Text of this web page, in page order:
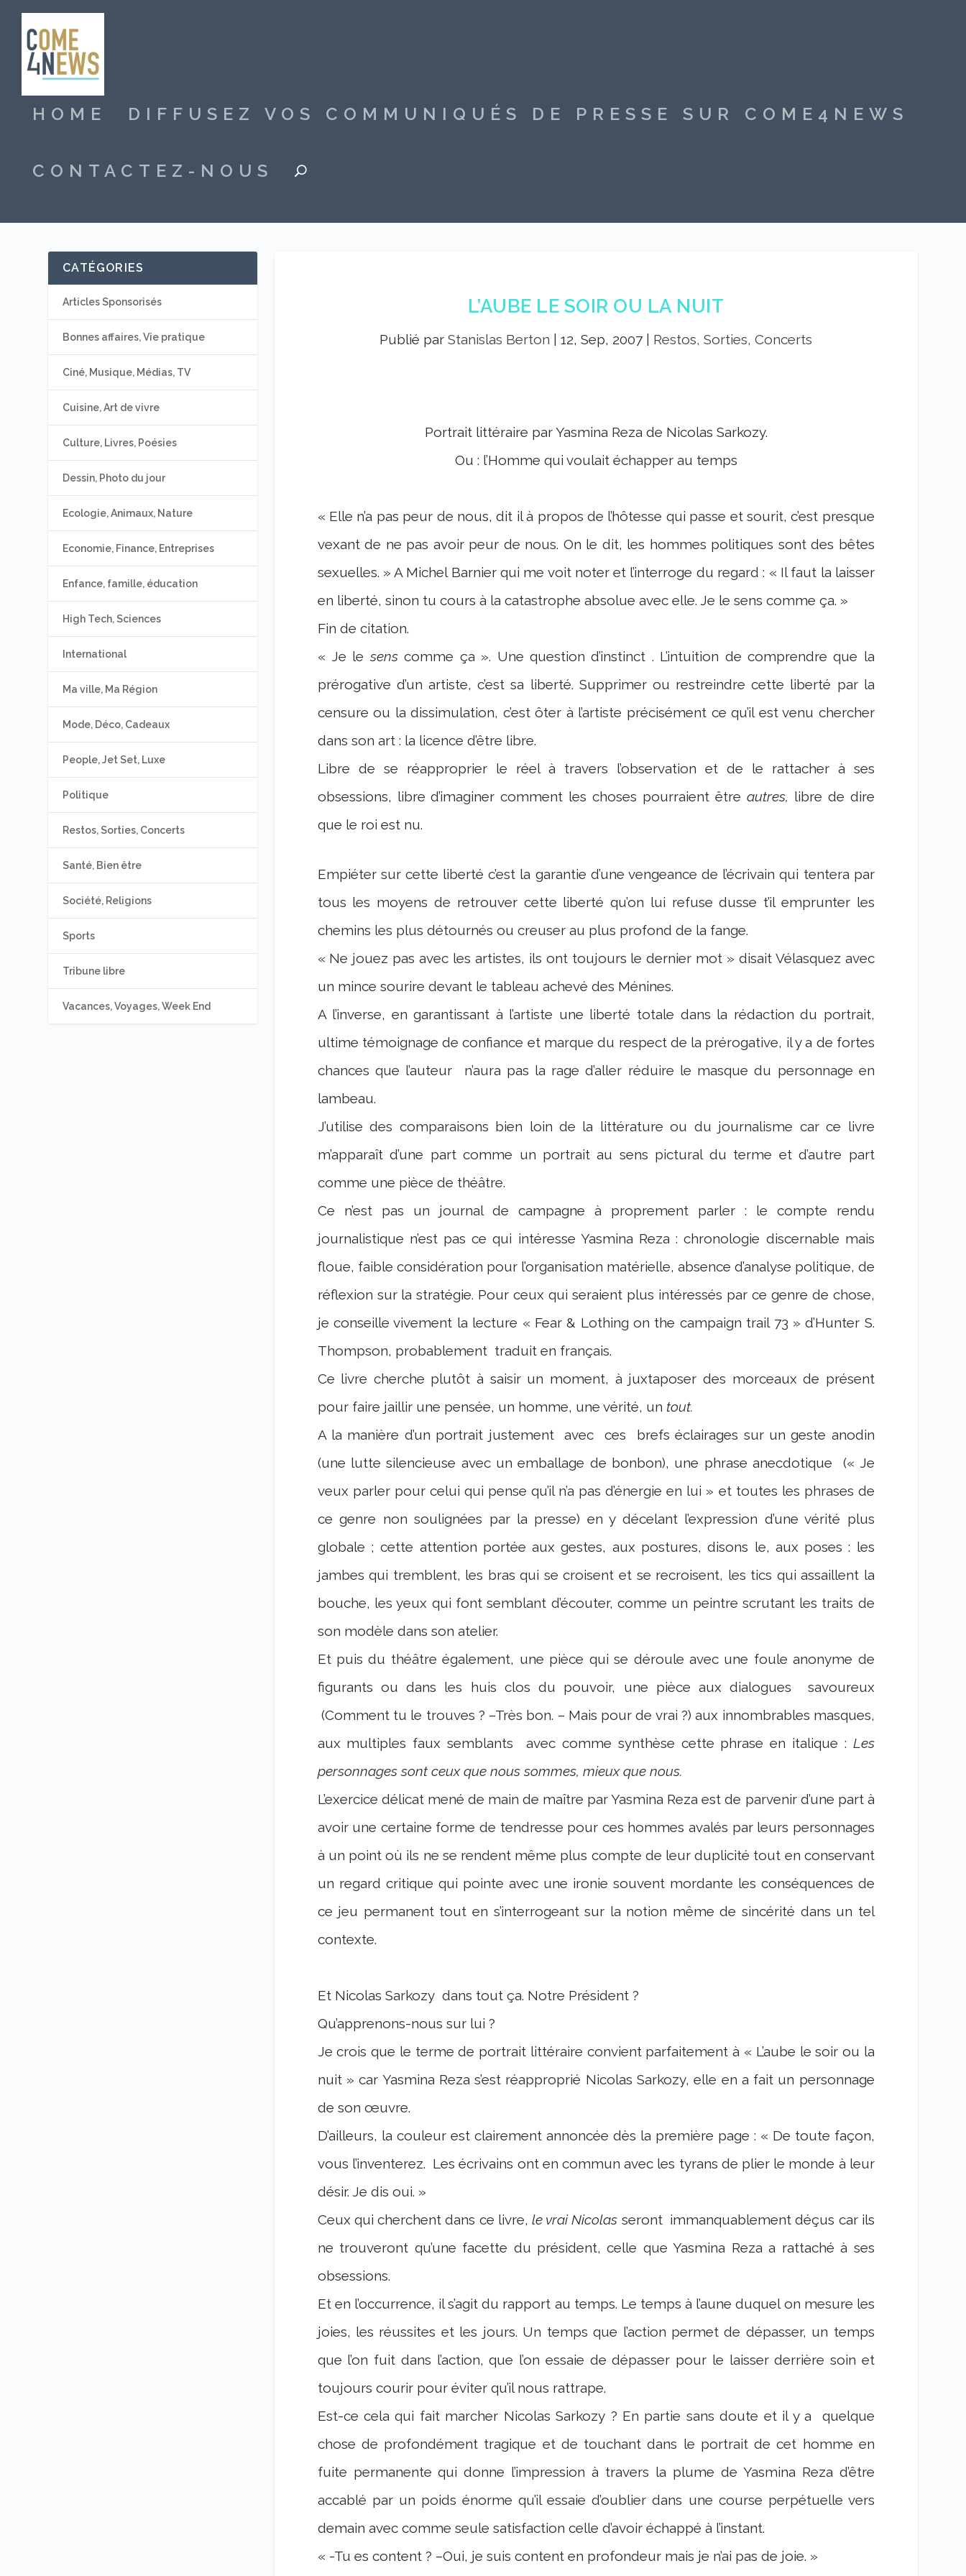
HOME DIFFUSEZ VOS COMMUNIQUÉS DE PRESSE SUR COME4NEWS
CONTACTEZ-NOUS
L’AUBE LE SOIR OU LA NUIT
Publié parStanislas Berton |12, Sep, 2007 Restos, Sorties, Concerts
Portrait littéraire par Yasmina Reza de Nicolas Sarkozy.
Ou : l’Homme qui voulait échapper au temps
« Elle n’a pas peur de nous, dit il à propos de l’hôtesse qui passe et sourit, c’est presque
vexant de ne pas avoir peur de nous. On le dit, les hommes politiques sont des bêtes
sexuelles. » A Michel Barnier qui me voit noter et l’interroge du regard : « Il faut la laisser
en liberté, sinon tu cours à la catastrophe absolue avec elle. Je le sens comme ça. »
Fin de citation.
« Je lesenscomme ça ». Une question d’instinct . L’intuition de comprendre que la
prérogative d’un artiste, c’est sa liberté. Supprimer ou restreindre cette liberté par la
censure ou la dissimulation, c’est ôter à l’artiste précisément ce qu’il est venu chercher
dans son art : la licence d’être libre.
Libre de se réapproprier le réel à travers l’observation et de le rattacher à ses
obsessions, libre d’imaginer comment les choses pourraient êtreautres, libre de dire
que le roi est nu.
Empiéter sur cette liberté c’est la garantie d’une vengeance de l’écrivain qui tentera par
tous les moyens de retrouver cette liberté qu’on lui refuse dusse t’il emprunter les
chemins les plus détournés ou creuser au plus profond de la fange.
« Ne jouez pas avec les artistes, ils ont toujours le dernier mot » disait Vélasquez avec
un mince sourire devant le tableau achevé des Ménines.
A l’inverse, en garantissant à l’artiste une liberté totale dans la rédaction du portrait,
ultime témoignage de confiance et marque du respect de la prérogative, il y a de fortes
chances que l’auteur
n’aura pas la rage d’aller réduire le masque du personnage en
lambeau.
J’utilise des comparaisons bien loin de la littérature ou du journalisme car ce livre
m’apparaît d’une part comme un portrait au sens pictural du terme et d’autre part
comme une pièce de théâtre.
Ce n’est pas un journal de campagne à proprement parler : le compte rendu
journalistique n’est pas ce qui intéresse Yasmina Reza : chronologie discernable mais
floue, faible considération pour l’organisation matérielle, absence d’analyse politique, de
réflexion sur la stratégie. Pour ceux qui seraient plus intéressés par ce genre de chose,
je conseille vivement la lecture « Fear & Lothing on the campaign trail 73 » d’Hunter S.
Thompson, probablement traduit en français.
Ce livre cherche plutôt à saisir un moment, à juxtaposer des morceaux de présent
pour faire jaillir une pensée, un homme, une vérité, un tout.
A la manière d’un portrait justement
avec ces
brefs éclairages sur un geste anodin
(une lutte silencieuse avec un emballage de bonbon), une phrase anecdotique
(« Je
veux parler pour celui qui pense qu’il n’a pas d’énergie en lui » et toutes les phrases de
ce genre non soulignées par la presse) en y décelant l’expression d’une vérité plus
globale ; cette attention portée aux gestes, aux postures, disons le, aux poses : les
jambes qui tremblent, les bras qui se croisent et se recroisent, les tics qui assaillent la
bouche, les yeux qui font semblant d’écouter, comme un peintre scrutant les traits de
son modèle dans son atelier.
Et puis du théâtre également, une pièce qui se déroule avec une foule anonyme de
figurants ou dans les huis clos du pouvoir, une pièce aux dialogues
savoureux
(Comment tu le trouves ? –Très bon. – Mais pour de vrai ?) aux innombrables masques,
aux multiples faux semblants
avec comme synthèse cette phrase en italique : Les
personnages sont ceux que nous sommes, mieux que nous.
L’exercice délicat mené de main de maître par Yasmina Reza est de parvenir d’une part à
avoir une certaine forme de tendresse pour ces hommes avalés par leurs personnages
à un point où ils ne se rendent même plus compte de leur duplicité tout en conservant
un regard critique qui pointe avec une ironie souvent mordante les conséquences de
ce jeu permanent tout en s’interrogeant sur la notion même de sincérité dans un tel
contexte.
Et Nicolas Sarkozy dans tout ça. Notre Président ?
Qu’apprenons-nous sur lui ?
Je crois que le terme de portrait littéraire convient parfaitement à « L’aube le soir ou la
nuit » car Yasmina Reza s’est réapproprié Nicolas Sarkozy, elle en a fait un personnage
de son œuvre.
D’ailleurs, la couleur est clairement annoncée dès la première page : « De toute façon,
vous l’inventerez. Les écrivains ont en commun avec les tyrans de plier le monde à leur
désir. Je dis oui. »
Ceux qui cherchent dans ce livre, le vrai Nicolas seront immanquablement déçus car ils
ne trouveront qu’une facette du président, celle que Yasmina Reza a rattaché à ses
obsessions.
Et en l’occurrence, il s’agit du rapport au temps. Le temps à l’aune duquel on mesure les
joies, les réussites et les jours. Un temps que l’action permet de dépasser, un temps
que l’on fuit dans l’action, que l’on essaie de dépasser pour le laisser derrière soin et
toujours courir pour éviter qu’il nous rattrape.
Est-ce cela qui fait marcher Nicolas Sarkozy ? En partie sans doute et il y a
quelque
chose de profondément tragique et de touchant dans le portrait de cet homme en
fuite permanente qui donne l’impression à travers la plume de Yasmina Reza d’être
accablé par un poids énorme qu’il essaie d’oublier dans une course perpétuelle vers
demain avec comme seule satisfaction celle d’avoir échappé à l’instant.
« -Tu es content ? –Oui, je suis content en profondeur mais je n’ai pas de joie. »
CATÉGORIES
Articles Sponsorisés
Bonnes affaires, Vie pratique
Ciné, Musique, Médias, TV
Cuisine, Art de vivre
Culture, Livres, Poésies
Dessin, Photo du jour
Ecologie, Animaux, Nature
Economie, Finance, Entreprises
Enfance, famille, éducation
High Tech, Sciences
International
Ma ville, Ma Région
Mode, Déco, Cadeaux
People, Jet Set, Luxe
Politique
Restos, Sorties, Concerts
Santé, Bien être
Société, Religions
Sports
Tribune libre
Vacances, Voyages, Week End